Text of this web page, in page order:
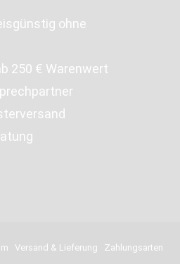
ohne
250 € Warenwert
Versand & Lieferung Zahlungsarten